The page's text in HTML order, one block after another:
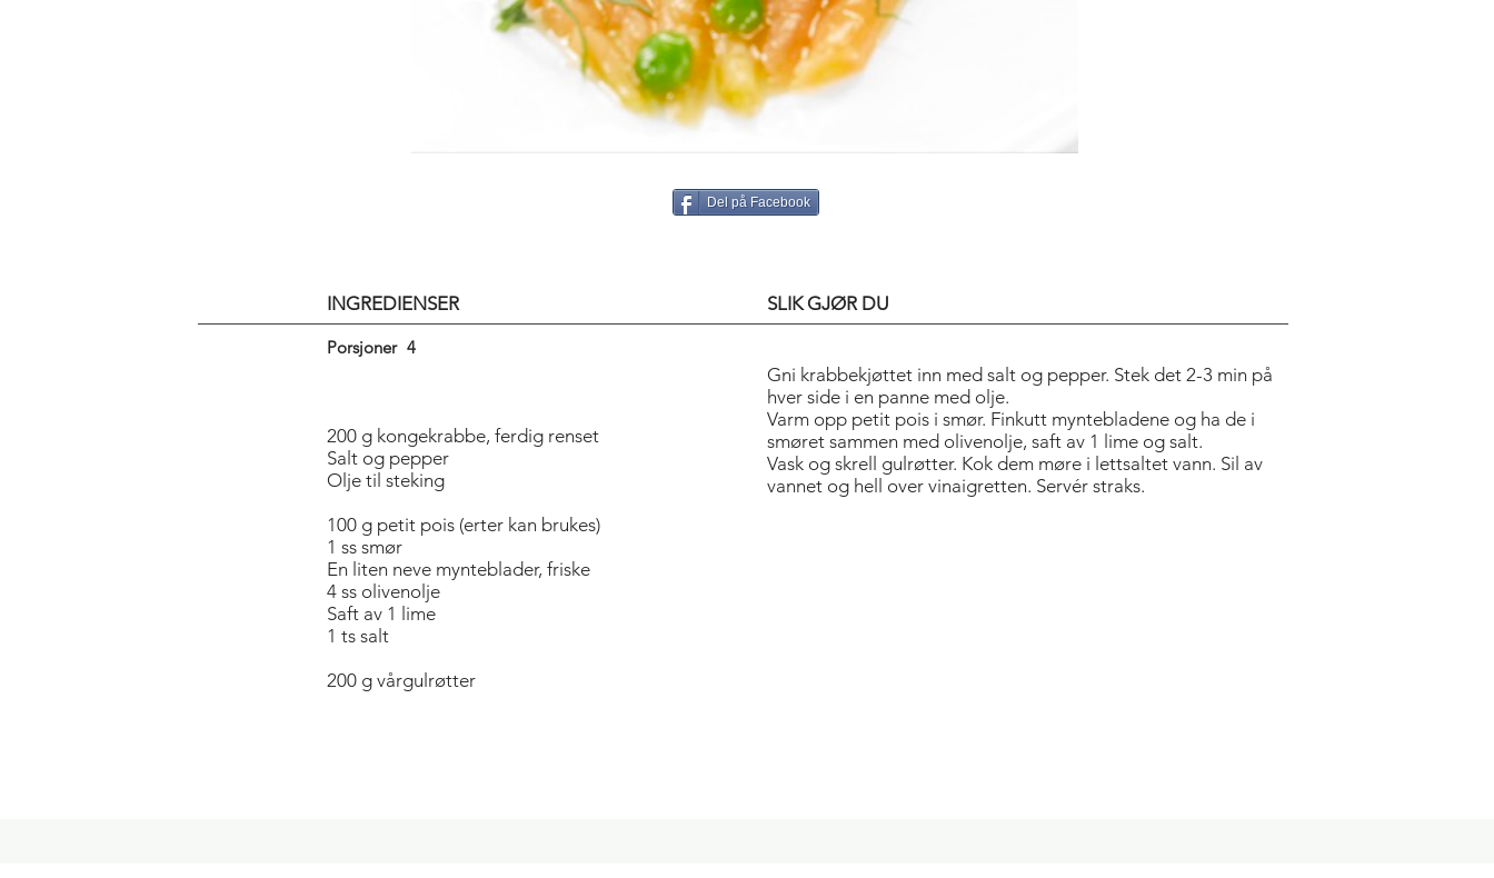
Del på Facebook
INGREDIENSER SLIK GJØR DU
Porsjoner 4
200 g kongekrabbe, ferdig renset
Salt og pepper
Olje til steking
100 g petit pois (erter kan brukes)
1 ss smør
En liten neve mynteblader, friske
4 ss olivenolje
Saft av 1 lime
1 ts salt
200 g vårgulrøtter
Gni krabbekjøttet inn med salt og pepper. Stek det 2-3 min på
hver side i en panne med olje.
Varm opp petit pois i smør. Finkutt myntebladene og ha de i
smøret sammen med olivenolje, saft av 1 lime og salt.
Vask og skrell gulrøtter. Kok dem møre i lettsaltet vann. Sil av
vannet og hell over vinaigretten. Servér straks.